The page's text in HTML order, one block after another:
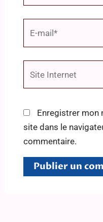
Internet
Enregistrer mon
site dans le
commentaire.